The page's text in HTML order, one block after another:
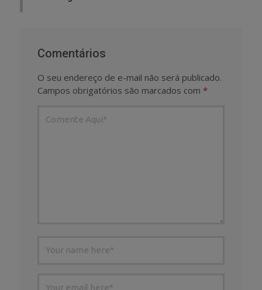
Comentários
O seu endereço de e-mail não será publicado.
Campos obrigatórios são marcados com *